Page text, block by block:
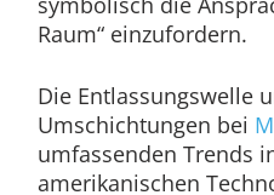
Raum“ einzufordern.
Die Entlassungswelle
Umschichtungen bei
umfassenden Trends
amerikanischen